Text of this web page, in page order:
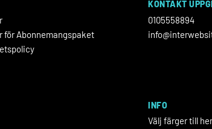
för Abonnemangspaket
KONTAKT
0105558894
INFO
Välj färger till